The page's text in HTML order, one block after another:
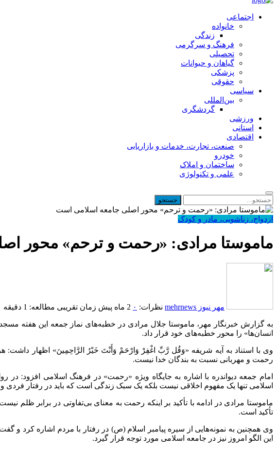
اجتماعی
خانواده
زندگی
فرهنگ و سرگرمی
تحصیلی
گیاهان و حیوانات
پزشکی
حقوقی
سیاسی
بین‌المللی
گردشگری
ورزشی
استانی
اقتصادی
صنعت، تجارت، خدمات و بازاریابی
خودرو
ساختمان و املاک
علمی و تکنولوژی
ازدواج، زناشویی، مادر و کودک
ماموستا مرادی: «رحمت و ترحم» محور
مهر نیوز mehrnews نظرات: ۰ 2 ماه پیش زمان تقریبی مطالعه: 1 دقیقه
به گزارش خبرنگار مهر، ماموستا جلال مرادی در خطبه‌های نماز جمعه این هفته
انسان‌ها» را محور خطبه‌های خود قرار داد.
وی با استناد به آیه شریفه «وَقُل رَّبِّ اغْفِرْ وَارْحَمْ وَأَنْتَ خَیْرُ الرَّاحِمِینَ» اظهار
رحمت و مهربانی نسبت به بندگان خدا نیست.
امام جمعه دیواندره با اشاره به جایگاه ویژه «رحمت» در فرهنگ اسلامی
اسلامی تنها یک مفهوم اخلاقی نیست بلکه یک سبک زندگی است که باید در رفتار فردی و
ماموستا مرادی در ادامه با تأکید بر اینکه رحمت به معنای بی‌تفاوتی در برابر ظلم
تأکید است.
وی همچنین به نمونه‌هایی از سیره پیامبر اسلام (ص) در رفتار با مردم اشاره کرد و
این الگو امروز نیز در جامعه اسلامی مورد توجه قرار گیرد.